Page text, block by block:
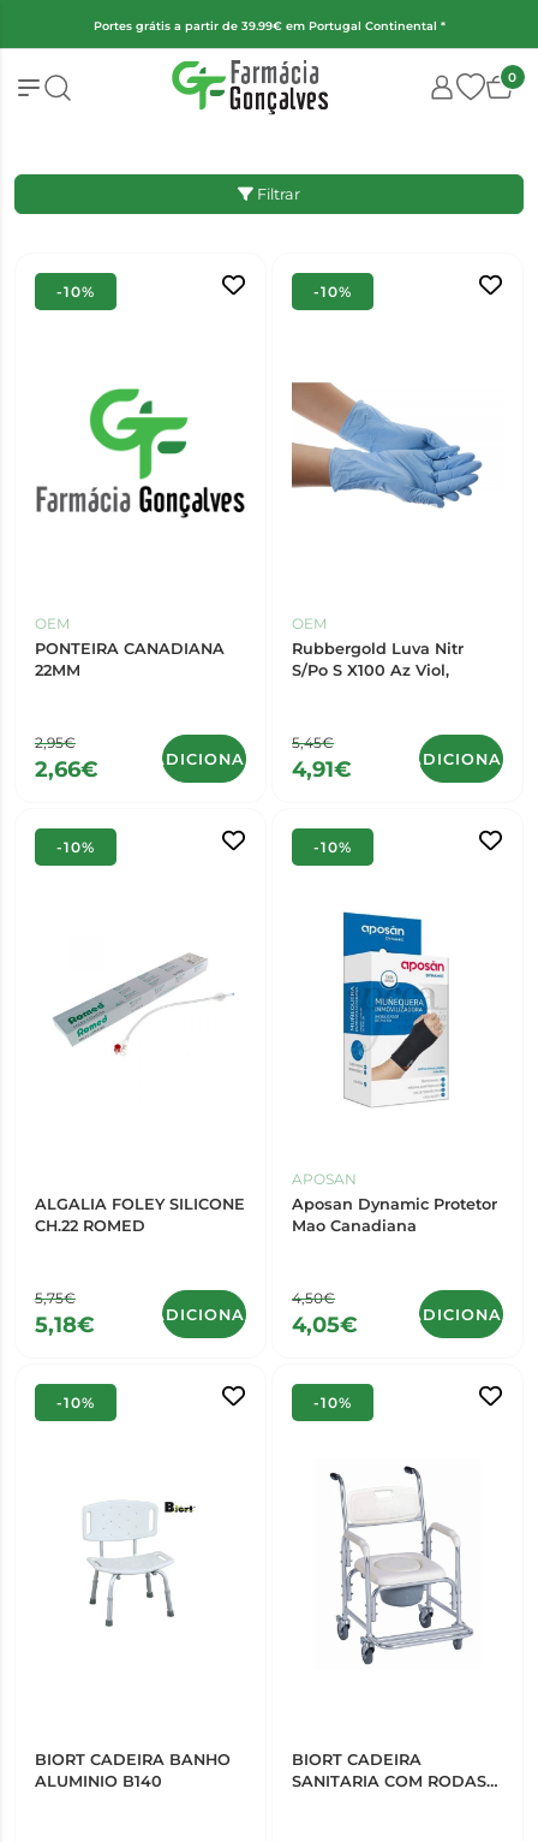
(Exceto fraldas, alimentação infantil e encomendas superiores a 2kg)
0
Filtrar
-10%
OEM
PONTEIRA CANADIANA
22MM
2,95€
2,66€ ADICIONAR
-10%
OEM
Rubbergold Luva Nitr
S/Po S X100 Az Viol,
5,45€
4,91€ ADICIONAR
-10%
ALGALIA FOLEY SILICONE
CH.22 ROMED
5,75€
5,18€ ADICIONAR
-10%
APOSAN
Aposan Dynamic Protetor
Mao Canadiana
4,50€
4,05€ ADICIONAR
-10%
BIORT CADEIRA BANHO
ALUMINIO B140
-10%
BIORT CADEIRA
SANITARIA COM RODAS